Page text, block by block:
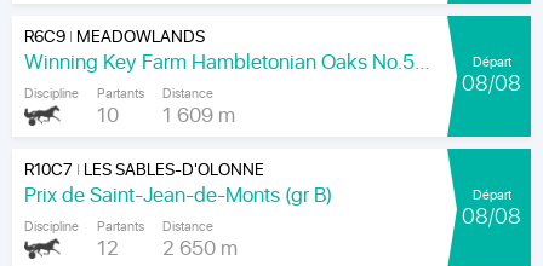
R6C9| MEADOWLANDS
Winning Key Farm Hambletonian Oaks No.56 - Final
Discipline Partants
10
Distance
1 609 m
Départ
08/08
R10C7 | LES SABLES-D'OLONNE
Prix de Saint-Jean-de-Monts (gr B)
Discipline Partants
12
Distance
2 650 m
Départ
08/08